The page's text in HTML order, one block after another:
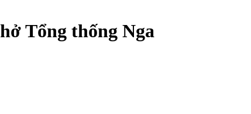
Tổng thống Nga